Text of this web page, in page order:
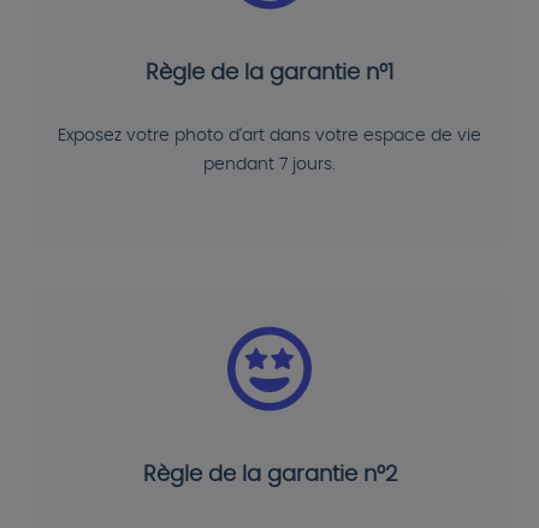
Règle de la garantie n°1
Exposez votre photo d'art dans votre espace de vie
pendant 7 jours.
Règle de la garantie n°2